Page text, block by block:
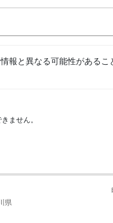
報と異なる可能性があるこ
ません。
県